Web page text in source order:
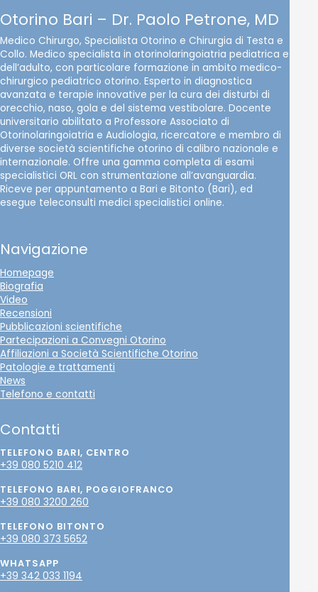
Otorino Bari – Dr. Paolo Petrone, MD
Medico Chirurgo, Specialista Otorino e Chirurgia di Testa e
Collo. Medico specialista in otorinolaringoiatria pediatrica e
dell’adulto, con particolare formazione in ambito medico-
chirurgico pediatrico otorino. Esperto in diagnostica
avanzata e terapie innovative per la cura dei disturbi di
orecchio, naso, gola e del sistema vestibolare. Docente
universitario abilitato a Professore Associato di
Otorinolaringoiatria e Audiologia, ricercatore e membro di
diverse società scientifiche otorino di calibro nazionale e
internazionale. Offre una gamma completa di esami
specialistici ORL con strumentazione all’avanguardia.
Riceve per appuntamento a Bari e Bitonto (Bari), ed
esegue teleconsulti medici specialistici online.
Navigazione
Homepage
Biografia
Video
Recensioni
Pubblicazioni scientifiche
Partecipazioni a Convegni Otorino
Affiliazioni a Società Scientifiche Otorino
Patologie e trattamenti
News
Telefono e contatti
Contatti
TELEFONO BARI, CENTRO
+39 080 5210 412
TELEFONO BARI, POGGIOFRANCO
+39 080 3200 260
TELEFONO BITONTO
+39 080 373 5652
WHATSAPP
+39 342 033 1194